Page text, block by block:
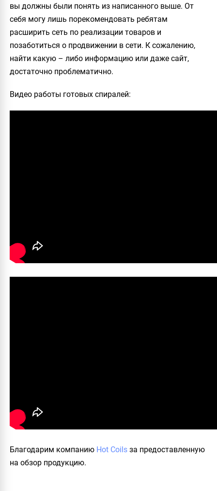
вы должны были понять из написанного выше. От
себя могу лишь порекомендовать ребятам
расширить сеть по реализации товаров и
позаботиться о продвижении в сети. К сожалению,
найти какую – либо информацию или даже сайт,
достаточно проблематично.
Видео работы готовых спиралей:
Благодарим компанию Hot Coils за предоставленную
на обзор продукцию.